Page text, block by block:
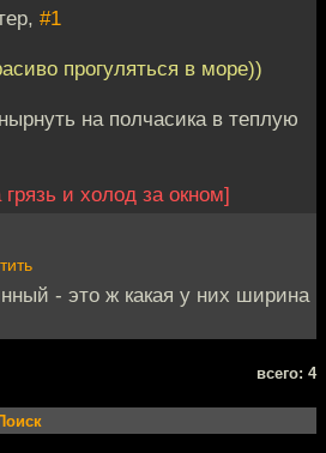
#1
прогуляться в море))
на полчасика в теплую
и холод за окном]
- это ж какая у них ширина
всего: 4